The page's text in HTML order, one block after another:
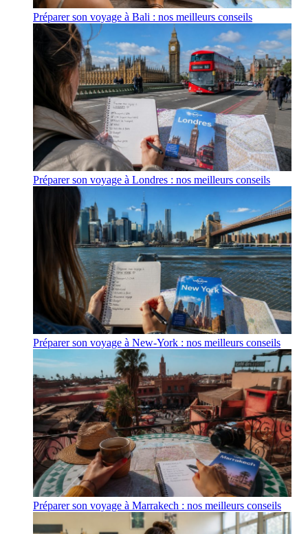
Préparer son voyage à Bali : nos meilleurs conseils
Préparer son voyage à Londres : nos meilleurs conseils
Préparer son voyage à New-York : nos meilleurs conseils
Préparer son voyage à Marrakech : nos meilleurs conseils